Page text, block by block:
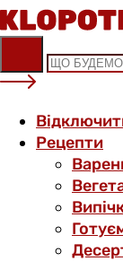
Skip
to
content
Рецепти